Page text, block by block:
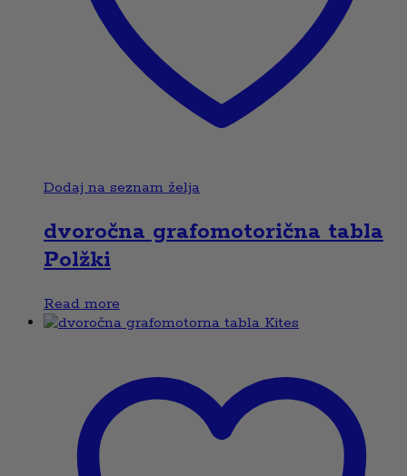
Dodaj na seznam želja
dvoročna grafomotorična tabla
Polžki
Read more